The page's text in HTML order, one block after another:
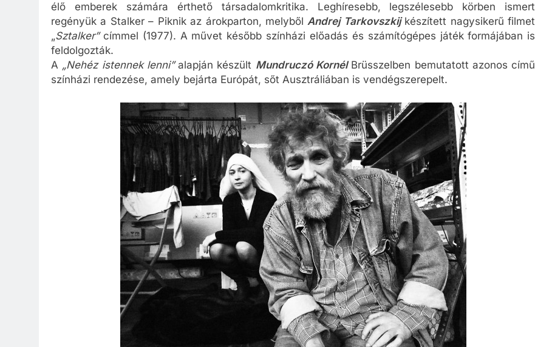
élő emberek számára érthető társadalomkritika. Leghíresebb, legszélesebb körben ismert
regényük a Stalker – Piknik az árokparton, melybőlAndrej Tarkovszkijkészített nagysikerű filmet
„Sztalker”címmel (1977). A művet később színházi előadás és számítógépes játék formájában is
feldolgozták.
A „Nehéz istennek lenni”alapján készült Mundruczó KornélBrüsszelben bemutatott azonos című
színházi rendezése, amely bejárta Európát, sőt Ausztráliában is vendégszerepelt.